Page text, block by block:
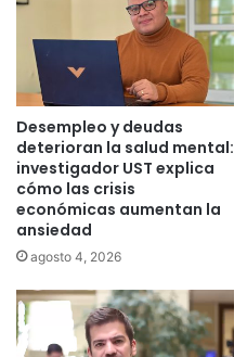
s
a
e
l
s
u
b
s
i
i
o
d
Desempleo y deudas
deterioran la salud mental:
investigador UST explica
cómo las crisis
económicas aumentan la
ansiedad
agosto 4, 2026